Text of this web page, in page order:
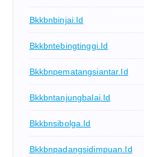
Bkkbnbinjai.id
Bkkbntebingtinggi.id
Bkkbnpematangsiantar.id
Bkkbntanjungbalai.id
Bkkbnsibolga.id
Bkkbnpadangsidimpuan.id